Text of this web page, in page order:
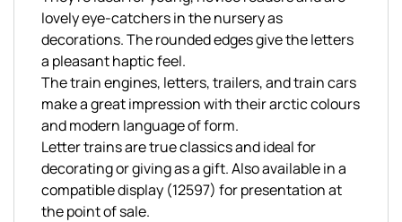
lovely eye-catchers in the nursery as
decorations. The rounded edges give the letters
a pleasant haptic feel.
The train engines, letters, trailers, and train cars
make a great impression with their arctic colours
and modern language of form.
Letter trains are true classics and ideal for
decorating or giving as a gift. Also available in a
compatible display (12597) for presentation at
the point of sale.